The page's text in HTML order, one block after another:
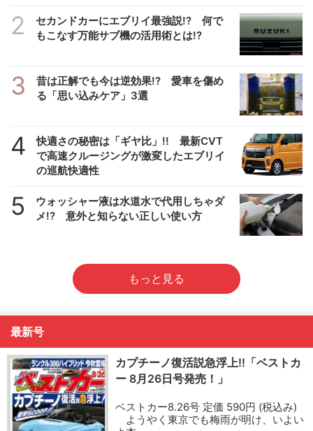
2
セカンドカーにエブリイ最強説!? 何で
もこなす万能サブ機の活用術とは!?
3
昔は正解でも今は逆効果!? 愛車を傷め
る「思い込みケア」3選
4
快適さの秘密は「ギヤ比」!! 最新CVT
で高速クルージングが激変したエブリイ
の巡航快適性
5
ウォッシャー液は水道水で代用しちゃダ
メ!? 意外と知らない正しい使い方
もっと見る
最新号
カプチーノ復活説急浮上!!「ベストカ
ー 8月26日号発売！」
ベストカー8.26号 定価 590円 (税込み)
ようやく東京でも梅雨が明け、いよい